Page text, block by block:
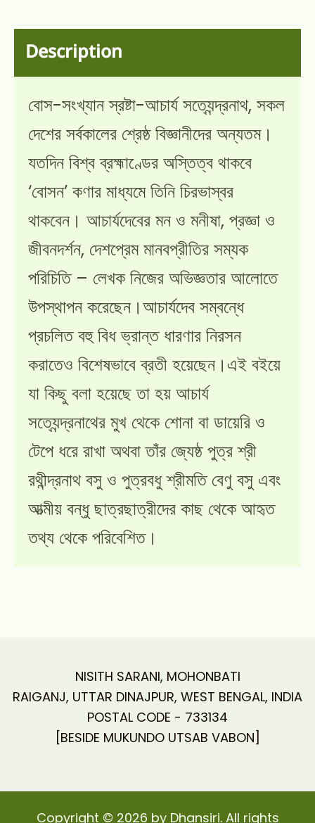
Description
বোস-সংখ্যান স্রষ্টা-আচার্য সত্যেন্দ্রনাথ, সকল
দেশের সর্বকালের শ্রেষ্ঠ বিজ্ঞানীদের অন্যতম।
যতদিন বিশ্ব ব্রহ্মাণ্ডের অস্তিত্ব থাকবে
‘বোসন’ কণার মাধ্যমে তিনি চিরভাস্বর
থাকবেন। আচার্যদেবের মন ও মনীষা, প্রজ্ঞা ও
জীবনদর্শন, দেশপ্রেম মানবপ্রীতির সম্যক
পরিচিতি – লেখক নিজের অভিজ্ঞতার আলোতে
উপস্থাপন করেছেন।আচার্যদেব সম্বন্ধে
প্রচলিত বহু বিধ ভ্রান্ত ধারণার নিরসন
করাতেও বিশেষভাবে ব্রতী হয়েছেন।এই বইয়ে
যা কিছু বলা হয়েছে তা হয় আচার্য
সত্যেন্দ্রনাথের মুখ থেকে শোনা বা ডায়েরি ও
টেপে ধরে রাখা অথবা তাঁর জ্যেষ্ঠ পুত্র শ্রী
রথীন্দ্রনাথ বসু ও পুত্রবধু শ্রীমতি বেণু বসু এবং
আত্মীয় বন্ধু ছাত্রছাত্রীদের কাছ থেকে আহৃত
তথ্য থেকে পরিবেশিত।
NISITH SARANI, MOHONBATI
RAIGANJ, UTTAR DINAJPUR, WEST BENGAL, INDIA
POSTAL CODE - 733134
[BESIDE MUKUNDO UTSAB VABON]
Copyright © 2026 by Dhansiri. All rights